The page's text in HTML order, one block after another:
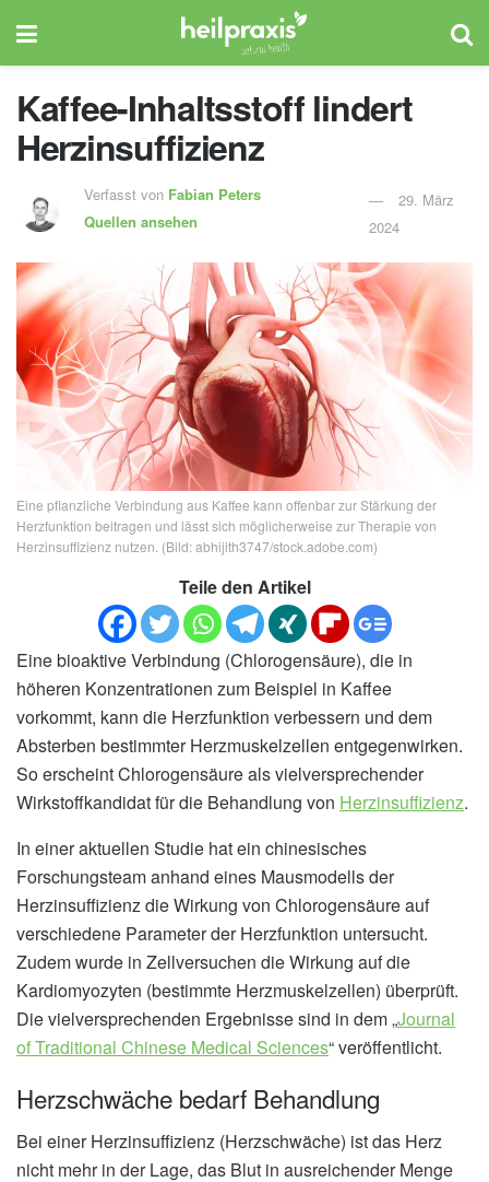
Kaffee-Inhaltsstoff lindert
Herzinsuffizienz
Verfasst von Fabian Peters
Quellen ansehen
29. März
2024
Eine pflanzliche Verbindung aus Kaffee kann offenbar zur Stärkung der
Herzfunktion beitragen und lässt sich möglicherweise zur Therapie von
Herzinsuffizienz nutzen. (Bild: abhijith3747/stock.adobe.com)
Teile den Artikel
Eine bioaktive Verbindung (Chlorogensäure), die in
höheren Konzentrationen zum Beispiel in Kaffee
vorkommt, kann die Herzfunktion verbessern und dem
Absterben bestimmter Herzmuskelzellen entgegenwirken.
So erscheint Chlorogensäure als vielversprechender
Wirkstoffkandidat für die Behandlung von Herzinsuffizienz.
In einer aktuellen Studie hat ein chinesisches
Forschungsteam anhand eines Mausmodells der
Herzinsuffizienz die Wirkung von Chlorogensäure auf
verschiedene Parameter der Herzfunktion untersucht.
Zudem wurde in Zellversuchen die Wirkung auf die
Kardiomyozyten (bestimmte Herzmuskelzellen) überprüft.
Die vielversprechenden Ergebnisse sind in dem „Journal
of Traditional Chinese Medical Sciences“ veröffentlicht.
Herzschwäche bedarf Behandlung
Bei einer Herzinsuffizienz (Herzschwäche) ist das Herz
nicht mehr in der Lage, das Blut in ausreichender Menge